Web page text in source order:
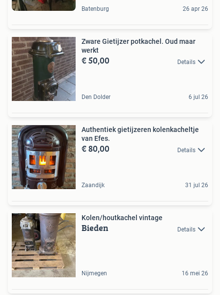
Batenburg 26 apr 26
Zware Gietijzer potkachel. Oud maar
werkt
€ 50,00 Details
Den Dolder 6 jul 26
Authentiek gietijzeren kolenkacheltje
van Efes.
€ 80,00 Details
Zaandijk 31 jul 26
Kolen/houtkachel vintage
Bieden Details
Nijmegen 16 mei 26